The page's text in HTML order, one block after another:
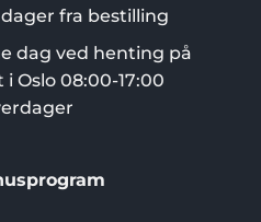
velges
produktsiden
fra bestilling
dag ved henting på
Oslo 08:00-17:00